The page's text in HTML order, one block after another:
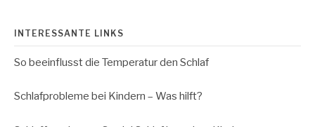
INTERESSANTE LINKS
So beeinflusst die Temperatur den Schlaf
Schlafprobleme bei Kindern – Was hilft?